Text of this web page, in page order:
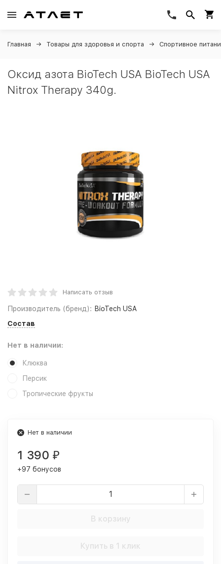
Главная Товары для здоровья и спорта Спортивное
Оксид азота BioTech USA BioTech USA
Nitrox Therapy 340g.
Написать отзыв
Производитель (бренд): BioTech USA
Состав
Нет в наличии:
Клюква
Персик
Тропические фрукты
Нет в наличии
1 390 ₽
+97 бонусов
В корзину
Купить в 1 клик